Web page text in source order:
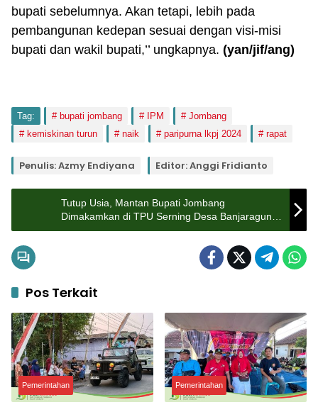
bupati sebelumnya. Akan tetapi, lebih pada
pembangunan kedepan sesuai dengan visi-misi
bupati dan wakil bupati,’’ ungkapnya. (yan/jif/ang)
Tag: bupati jombang IPM
Jombang
kemiskinan turun
naik paripurna lkpj 2024 rapat
Penulis: Azmy Endiyana Editor: Anggi Fridianto
Tutup Usia, Mantan Bupati Jombang
Dimakamkan di TPU Serning Desa Banjaragung
Kecamatan Barengng
Pos Terkait
Pemerintahan Pemerintahan